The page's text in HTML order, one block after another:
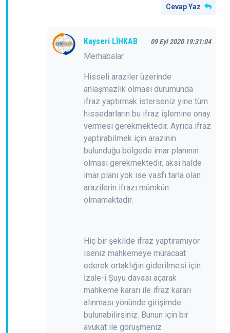
Cevap Yaz
Kayseri LİHKAB 09 Eyl 2020 19:31:04
Merhabalar
Hisseli araziler üzerinde
anlaşmazlık olması durumunda
ifraz yaptırmak isterseniz yine tüm
hissedarların bu ifraz işlemine onay
vermesi gerekmektedir. Ayrıca ifraz
yaptırabilmek için arazinin
bulunduğu bölgede imar planının
olması gerekmektedir, aksi halde
imar planı yok ise vasfı tarla olan
arazilerin ifrazı mümkün
olmamaktadır.
Hiç bir şekilde ifraz yaptıramıyor
iseniz mahkemeye müracaat
ederek ortaklığın giderilmesi için
İzale-i Şuyu davası açarak
mahkeme kararı ile ifraz kararı
alınması yönünde girişimde
bulunabilirsiniz. Bunun için bir
avukat ile görüşmeniz